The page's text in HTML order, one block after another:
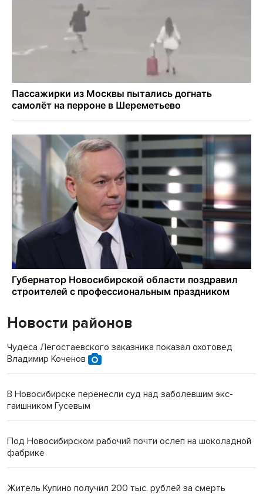
Новости районов
Чудеса Легостаевского заказника показал охотовед
Владимир Коченов
В Новосибирске перенесли суд над заболевшим экс-
гаишником Гусевым
Под Новосибирском рабочий почти ослеп на шоколадной
фабрике
Житель Купино получил 200 тыс. рублей за смерть